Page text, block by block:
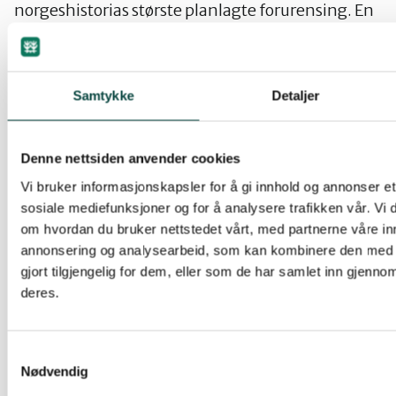
Samtykke Detaljer
Denne nettsiden anvender cookies
Vi bruker informasjonskapsler for å gi innhold og annonser
sosiale mediefunksjoner og for å analysere trafikken vår. Vi
om hvordan du bruker nettstedet vårt, med partnerne våre
annonsering og analysearbeid, som kan kombinere den
gjort tilgjengelig for dem, eller som de har samlet inn
deres.
Nødvendig
norgeshistorias største planlagte forurensing. En
tillatelse vil være brudd på ei rekke norske lover og
internasjonale konvensjoner. Saka er meldt inn
varsla aksjoner dersom det blir gitt tillatelse.
gi driftskonsesjon. For å få minst mulig bråk vil
man hemmeligstemple saka så lenge som mulig.
Etter loven kommer man ikke utenom å sende
saka til høring, men det kan man kanskje klare å
få gjort midt i fellesferien, slik at nesten ingen
rekker å sende innvendinger. For regjeringa har
det fordelen at det blir lite søkelys på det ulovlige i
inn aksjekapital eller selge hele prosjektet på det